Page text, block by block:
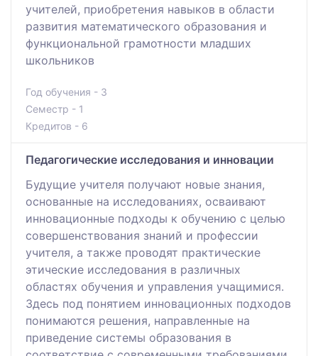
учителей, приобретения навыков в области
развития математического образования и
функциональной грамотности младших
школьников
Год обучения - 3
Семестр - 1
Кредитов - 6
Педагогические исследования и инновации
Будущие учителя получают новые знания,
основанные на исследованиях, осваивают
инновационные подходы к обучению с целью
совершенствования знаний и профессии
учителя, а также проводят практические
этические исследования в различных
областях обучения и управления учащимися.
Здесь под понятием инновационных подходов
понимаются решения, направленные на
приведение системы образования в